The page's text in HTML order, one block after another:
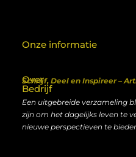
Over
Bedrijf
Schrijf, Deel en Inspireer –
Een uitgebreide verzameling
zijn om het dagelijks leven te
nieuwe perspectieven te
Onze informatie